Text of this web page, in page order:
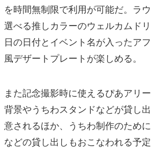
を時間無制限で利用が可能だ。ラ
選べる推しカラーのウェルカムド
日の日付とイベント名が入ったア
風デザートプレートが楽しめる。
また記念撮影時に使えるぴあアリ
背景やうちわスタンドなどが貸し
意されるほか、うちわ制作のため
などの貸し出しもおこなわれる予定